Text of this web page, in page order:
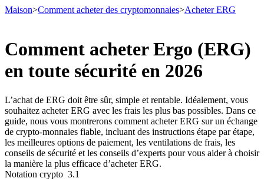
Contrats à terme
Maison>Comment acheter des cryptomonnaies>Acheter ERG
Comment acheter Ergo (ERG)
en toute sécurité en 2026
L’achat de ERG doit être sûr, simple et rentable. Idéalement, vous
souhaitez acheter ERG avec les frais les plus bas possibles. Dans ce
guide, nous vous montrerons comment acheter ERG sur un échange
de crypto-monnaies fiable, incluant des instructions étape par étape,
les meilleures options de paiement, les ventilations de frais, les
conseils de sécurité et les conseils d’experts pour vous aider à choisir
la manière la plus efficace d’acheter ERG.
Notation crypto 3.1